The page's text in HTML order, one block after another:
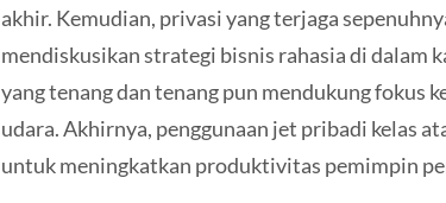
akhir. Kemudian, privasi yang terjaga
mendiskusikan strategi bisnis rahasia di dalam
yang tenang dan tenang pun mendukung fokus
udara. Akhirnya, penggunaan jet pribadi kelas
untuk meningkatkan produktivitas pemimpin